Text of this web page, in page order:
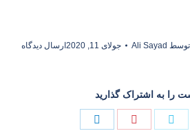
توسط Ali Sayad جولای 11, 2020 ارسال دیدگاه
را به اشتراک گذارید